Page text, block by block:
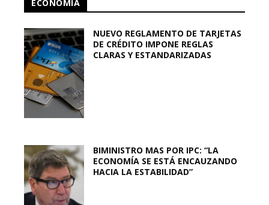
ECONOMÍA
NUEVO REGLAMENTO DE TARJETAS
DE CRÉDITO IMPONE REGLAS
CLARAS Y ESTANDARIZADAS
BIMINISTRO MAS POR IPC: “LA
ECONOMÍA SE ESTÁ ENCAUZANDO
HACIA LA ESTABILIDAD”